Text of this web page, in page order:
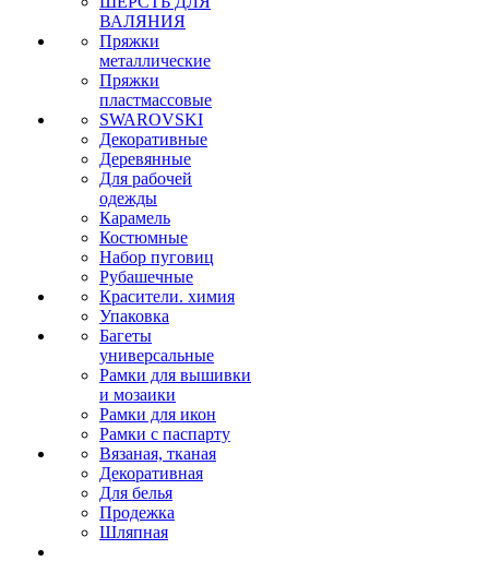
ВАЛЯНИЯ
Пряжки
металлические
Пряжки
пластмассовые
SWAROVSKI
Декоративные
Деревянные
Для рабочей
одежды
Карамель
Костюмные
Набор пуговиц
Рубашечные
Красители. химия
Упаковка
Багеты
универсальные
Рамки для вышивки
и мозаики
Рамки для икон
Рамки с паспарту
Вязаная, тканая
Декоративная
Для белья
Продежка
Шляпная